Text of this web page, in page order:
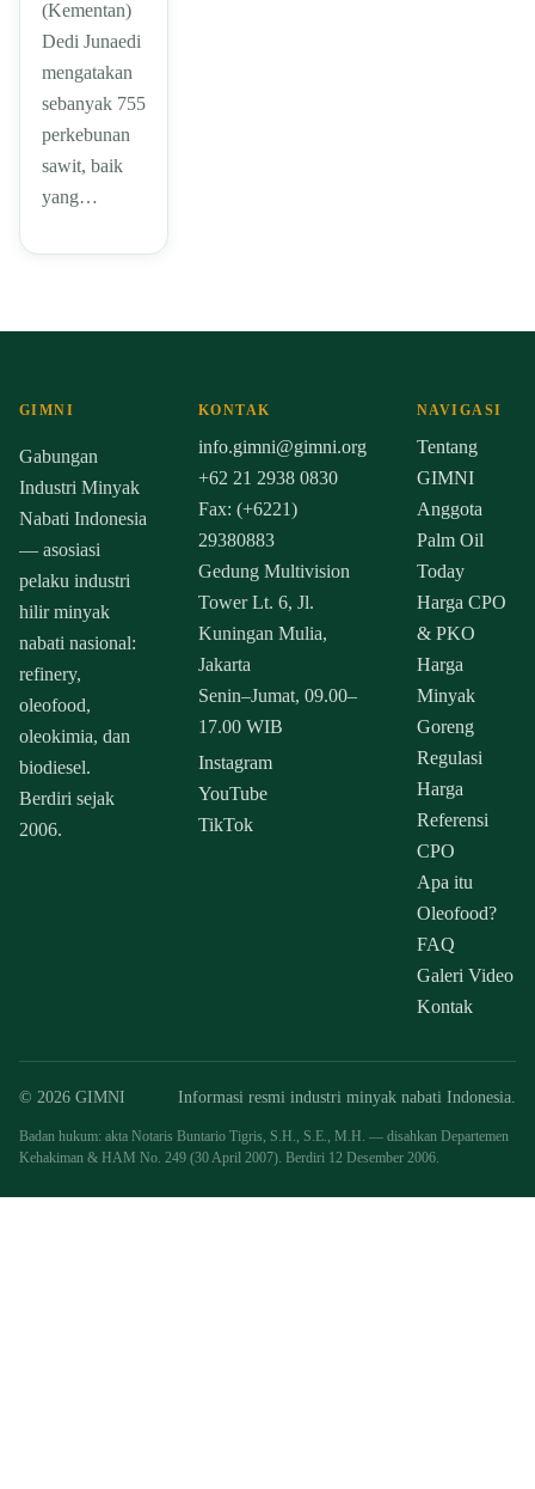
(Kementan)
Dedi Junaedi
mengatakan
sebanyak 755
perkebunan
sawit, baik
yang…
GIMNI
Gabungan
Industri Minyak
Nabati Indonesia
— asosiasi
pelaku industri
hilir minyak
nabati nasional:
refinery,
oleofood,
oleokimia, dan
biodiesel.
Berdiri sejak
2006.
KONTAK
info.gimni@gimni.org
+62 21 2938 0830
Fax: (+6221)
29380883
Gedung Multivision
Tower Lt. 6, Jl.
Kuningan Mulia,
Jakarta
Senin–Jumat, 09.00–
17.00 WIB
Instagram
YouTube
TikTok
NAVIGASI
Tentang
GIMNI
Anggota
Palm Oil
Today
Harga CPO
& PKO
Harga
Minyak
Goreng
Regulasi
Harga
Referensi
CPO
Apa itu
Oleofood?
FAQ
Galeri Video
Kontak
© 2026 GIMNI Informasi resmi industri minyak nabati Indonesia.
Badan hukum: akta Notaris Buntario Tigris, S.H., S.E., M.H. — disahkan Departemen
Kehakiman & HAM No. 249 (30 April 2007). Berdiri 12 Desember 2006.